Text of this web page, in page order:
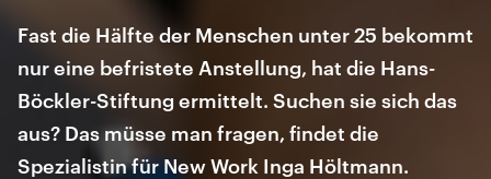
Fast die Hälfte der Menschen unter 25 bekommt
nur eine befristete Anstellung, hat die Hans-
Böckler-Stiftung ermittelt. Suchen sie sich das
aus? Das müsse man fragen, findet die
Spezialistin für New Work Inga Höltmann.